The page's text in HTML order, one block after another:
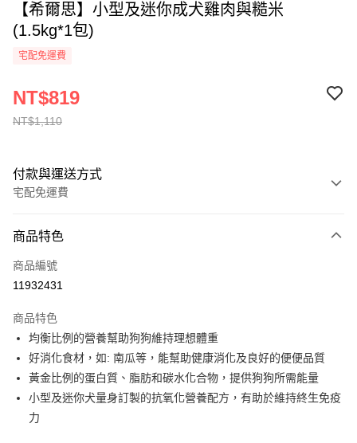
【希爾思】小型及迷你成犬雞肉與糙米
(1.5kg*1包)
宅配免運費
NT$1,110
NT$819
付款與運送方式
宅配免運費
全家線上支付
運送方式
本島宅配-活動商品
免運費
離島宅配-常溫商品
免運費
商品特色
商品編號
11932431
商品特色
均衡比例的營養幫助狗狗維持理想體重
好消化食材，如: 南瓜等，能幫助健康消化及良好的便便品質
黃金比例的蛋白質、脂肪和碳水化合物，提供狗狗所需能量
小型及迷你犬量身訂製的抗氧化營養配方，有助於維持終生免疫
力